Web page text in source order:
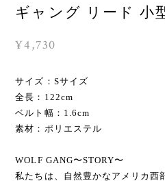
ギャング リード 小
¥4,730
サイズ：Sサイズ
全長：122cm
ベルト幅：1.6cm
素材：ポリエステル
WOLF GANG〜STORY〜
私たちは、自然豊かなアメリカ西